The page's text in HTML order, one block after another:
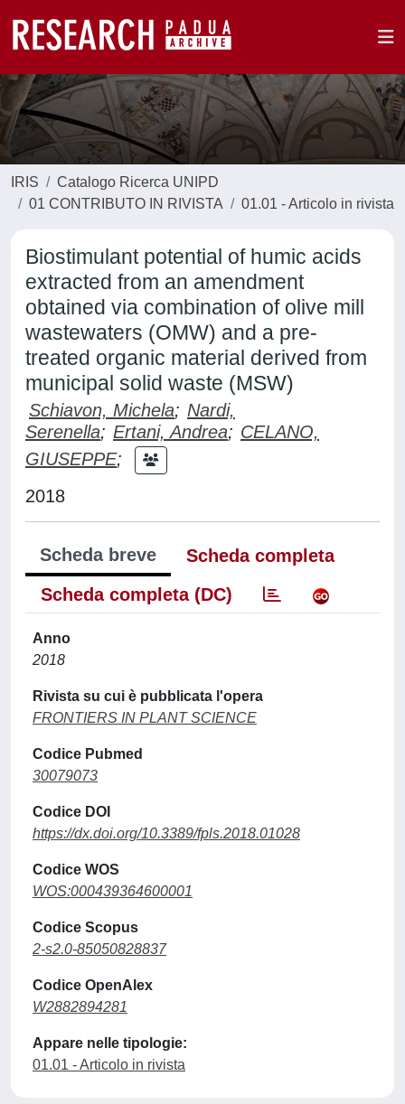
IRIS
Catalogo Ricerca UNIPD
01 CONTRIBUTO IN RIVISTA
01.01 - Articolo in rivista
Biostimulant potential of humic acids
extracted from an amendment
obtained via combination of olive mill
wastewaters (OMW) and a pre-
treated organic material derived from
municipal solid waste (MSW)
Schiavon, Michela; Nardi,
Serenella; Ertani, Andrea; CELANO,
GIUSEPPE;
2018
Scheda breve
Scheda completa
Scheda completa (DC)
Anno
2018
Rivista su cui è pubblicata l'opera
FRONTIERS IN PLANT SCIENCE
Codice Pubmed
30079073
Codice DOI
https://dx.doi.org/10.3389/fpls.2018.01028
Codice WOS
WOS:000439364600001
Codice Scopus
2-s2.0-85050828837
Codice OpenAlex
W2882894281
Appare nelle tipologie:
01.01 - Articolo in rivista